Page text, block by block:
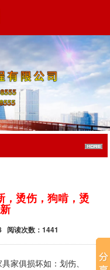
，烫伤，狗啃，烫
阅读次数：1441
家俱损坏如：划伤、